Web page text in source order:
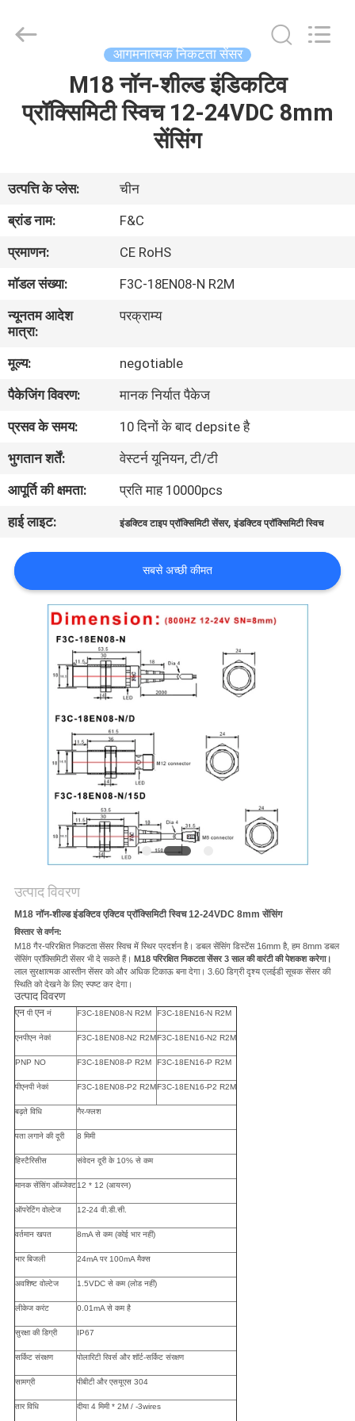
हमारे
बारे
में
कारखाना
भ्रमण
गुणवत्ता
नियंत्रण
संपर्क
करें
एक
उद्धरण
की
समाचार
Copyright
automationsensors.com.
Rights
Reserved.
आगमनात्मक निकटता सेंसर
M18 नॉन-शील्ड इंडिकटिव
प्रॉक्सिमिटी स्विच 12-24VDC 8mm
सेंसिंग
उत्पत्ति के प्लेस:
चीन
ब्रांड नाम:
F&C
प्रमाणन:
CE RoHS
मॉडल संख्या:
F3C-18EN08-N R2M
न्यूनतम आदेश
मात्रा:
परक्राम्य
मूल्य:
negotiable
पैकेजिंग विवरण:
मानक निर्यात पैकेज
प्रसव के समय:
10 दिनों के बाद depsite है
भुगतान शर्तें:
वेस्टर्न यूनियन, टी/टी
आपूर्ति की क्षमता:
प्रति माह 10000pcs
हाई लाइट:
इंडक्टिव टाइप प्रॉक्सिमिटी सेंसर,इंडक्टिव प्रॉक्सिमिटी स्विच
सबसे अच्छी कीमत
उत्पाद विवरण
M18 नॉन-शील्ड इंडक्टिव एक्टिव प्रॉक्सिमिटी स्विच 12-24VDC 8mm सेंसिंग
विस्तार से वर्णन:
M18 गैर-परिरक्षित निकटता सेंसर स्विच में स्थिर प्रदर्शन है। डबल सेंसिंग डिस्टेंस 16mm है, हम 8mm डबल
सेंसिंग प्रॉक्सिमिटी सेंसर भी दे सकते हैं। M18 परिरक्षित निकटता सेंसर 3 साल की वारंटी की पेशकश करेगा।
लाल सुरक्षात्मक आस्तीन सेंसर को और अधिक टिकाऊ बना देगा। 3.60 डिग्री दृश्य एलईडी सूचक सेंसर की
स्थिति को देखने के लिए स्पष्ट कर देगा।
उत्पाद विवरण
एन पीएन नं F3C-18EN08-N R2M F3C-18EN16-N R2M
एनपीएन नेकां F3C-18EN08-N2 R2M F3C-18EN16-N2 R2M
PNP NO F3C-18EN08-P R2M F3C-18EN16-P R2M
पीएनपी नेकां F3C-18EN08-P2 R2M F3C-18EN16-P2 R2M
बढ़ते विधि गैर-फ्लश
पता लगाने की दूरी 8 मिमी
हिस्टैरिसीस संवेदन दूरी के 10% से कम
मानक सेंसिंग ऑब्जेक्ट12 * 12 (आयरन)
ऑपरेटिंग वोल्टेज 12-24 वी.डी.सी.
वर्तमान खपत 8mA से कम (कोई भार नहीं)
भार बिजली 24mA पर 100mA मैक्स
अवशिष्ट वोल्टेज 1.5VDC से कम (लोड नहीं)
लीकेज करंट 0.01mA से कम है
सुरक्षा की डिग्री IP67
सर्किट संरक्षण पोलारिटी रिवर्स और शॉर्ट-सर्किट संरक्षण
सामग्री पीबीटी और एसयूएस 304
तार विधि दीया 4 मिमी * 2M / -3wires